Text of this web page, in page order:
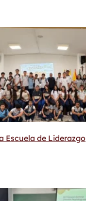
Escuela de Liderazgo